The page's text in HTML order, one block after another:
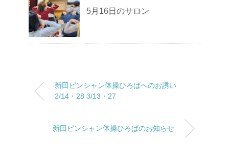
5月16日のサロン
新田ピンシャン体操ひろばへのお誘い
2/14・28 3/13・27
新田ピンシャン体操ひろばのお知らせ